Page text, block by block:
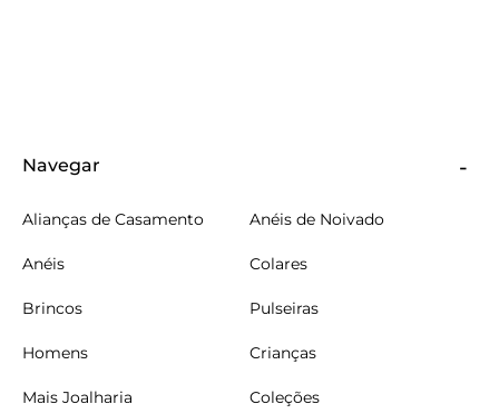
Navegar
Alianças de Casamento Anéis de Noivado
Anéis Colares
Brincos Pulseiras
Homens Crianças
Mais Joalharia Coleções